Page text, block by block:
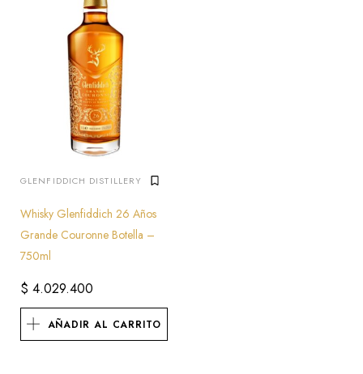
GLENFIDDICH DISTILLERY
Whisky Glenfiddich 26 Años
Grande Couronne Botella –
750ml
$ 4.029.400
AÑADIR AL CARRITO